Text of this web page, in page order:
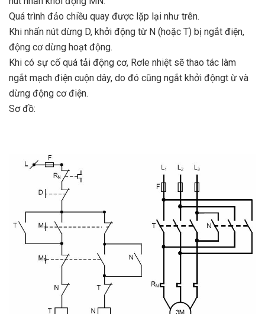
Quá trình đảo chiều quay được lặp lại như trên.
Khi nhấn nút dừng D, khởi động từ N (hoặc T) bị ngắt điện,
động cơ dừng hoạt động.
Khi có sự cố quá tải động cơ, Rơle nhiệt sẽ thao tác làm
ngắt mạch điện cuộn dây, do đó cũng ngắt khởi độngt ừ và
dừng động cơ điện.
Sơ đồ: